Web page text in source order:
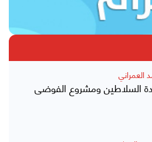
العمراني
السلاطين ومشروع الفوضى